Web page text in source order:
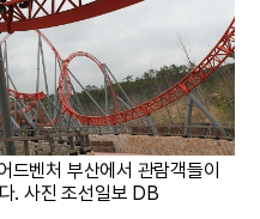
드벤처 부산에서 관람객들이
. 사진 조선일보 DB